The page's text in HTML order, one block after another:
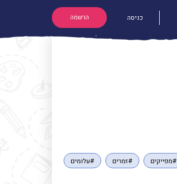
כניסה הרשמה
#מפייקים #זמרים #עלומים